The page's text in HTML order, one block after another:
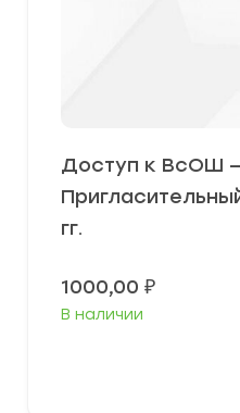
Доступ к ВсОШ
гг.
1000,00 ₽
В наличии